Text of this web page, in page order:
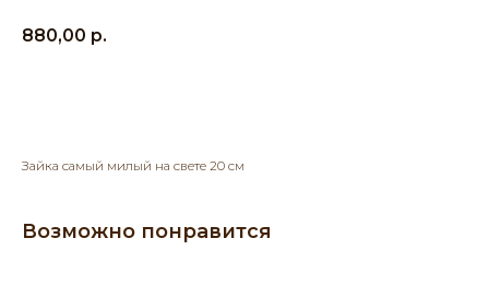
880,00 р.
Зайка самый милый на свете 20 см
Возможно понравится